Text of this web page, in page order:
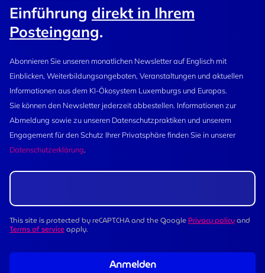
Einführung direkt in Ihrem
Posteingang.
Abonnieren Sie unseren monatlichen Newsletter auf Englisch mit
Einblicken, Weiterbildungsangeboten, Veranstaltungen und aktuellen
Informationen aus dem KI-Ökosystem Luxemburgs und Europas.
Sie können den Newsletter jederzeit abbestellen. Informationen zur
Abmeldung sowie zu unseren Datenschutzpraktiken und unserem
Engagement für den Schutz Ihrer Privatsphäre finden Sie in unserer
Datenschutzerklärung.
This site is protected by reCAPTCHA and the GooglePrivacy policyand
Terms of serviceapply.
Anmelden